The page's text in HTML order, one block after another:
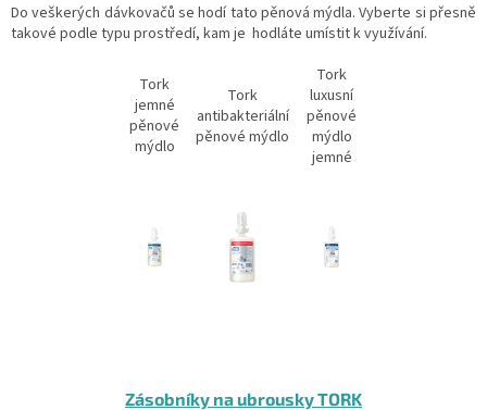
Do veškerých dávkovačů se hodí tato pěnová mýdla. Vyberte si přesně
takové podle typu prostředí, kam je hodláte umístit k využívání.
Tork
jemné
pěnové
mýdlo
Tork
antibakteriální
pěnové mýdlo
Tork
luxusní
pěnové
mýdlo
jemné
Zásobníky na ubrousky TORK